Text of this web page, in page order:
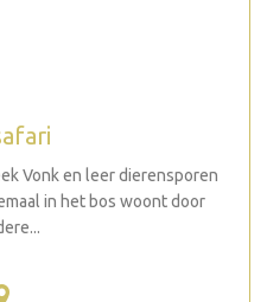
Vonk en leer dierensporen
in het bos woont door